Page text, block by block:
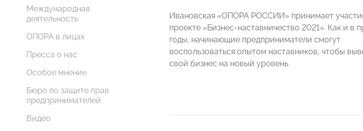
Международная
деятельность
ОПОРА в лицах
Пресса о нас
Особое мнение
Бюро по защите прав
предпринимателей
Видео
Ивановская «ОПОРА РОССИИ» принимает
проекте «Бизнес-наставничество 2021». Как и в
годы, начинающие предприниматели смогут
воспользоваться опытом наставников, чтобы
свой бизнес на новый уровень.